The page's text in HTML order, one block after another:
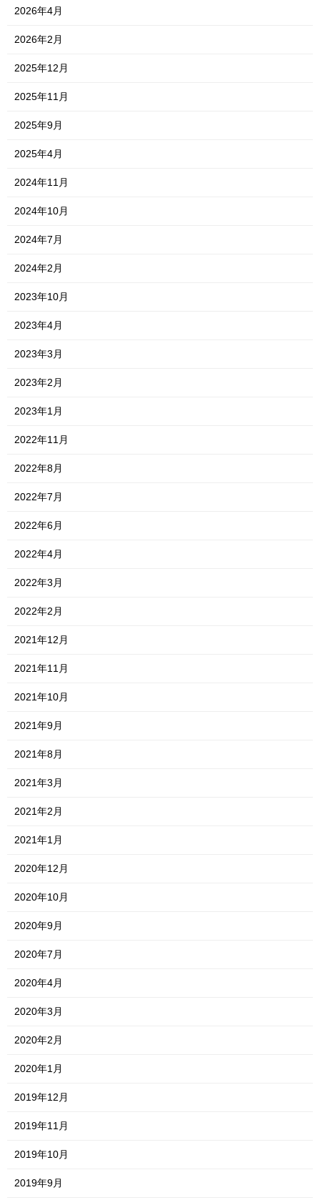
2026年4月
2026年2月
2025年12月
2025年11月
2025年9月
2025年4月
2024年11月
2024年10月
2024年7月
2024年2月
2023年10月
2023年4月
2023年3月
2023年2月
2023年1月
2022年11月
2022年8月
2022年7月
2022年6月
2022年4月
2022年3月
2022年2月
2021年12月
2021年11月
2021年10月
2021年9月
2021年8月
2021年3月
2021年2月
2021年1月
2020年12月
2020年10月
2020年9月
2020年7月
2020年4月
2020年3月
2020年2月
2020年1月
2019年12月
2019年11月
2019年10月
2019年9月